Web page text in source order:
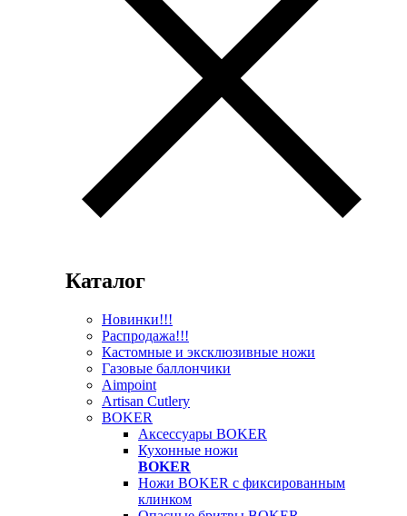
Каталог
Новинки!!!
Распродажа!!!
Кастомные и эксклюзивные ножи
Газовые баллончики
Aimpoint
Artisan Cutlery
BOKER
Аксессуары BOKER
Кухонные ножи
BOKER
Ножи BOKER с фиксированным
клинком